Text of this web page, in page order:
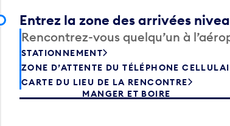
Entrez la zone des arrivées
Rencontrez-vous quelqu’un à
STATIONNEMENT
ZONE D’ATTENTE DU TÉLÉPHONE
CARTE DU LIEU DE LA RENCONTRE
MANGER ET BOIRE